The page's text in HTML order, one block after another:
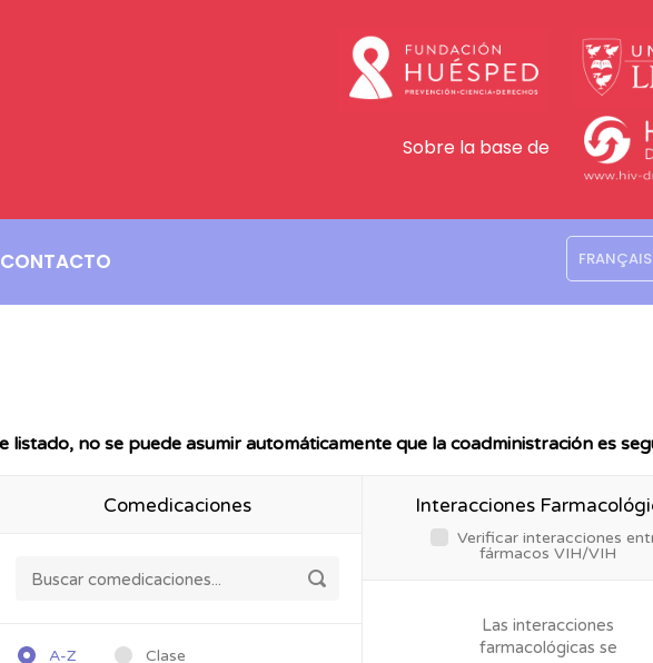
Sobre la base de
CONTACTO FRANÇAIS